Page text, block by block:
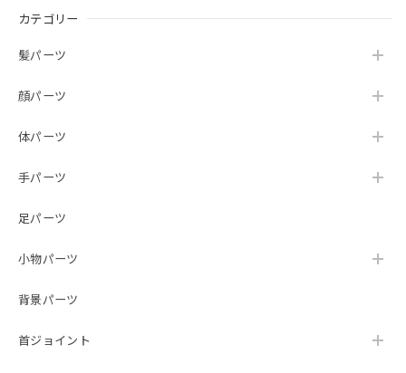
カテゴリー
髪パーツ
顔パーツ
体パーツ
手パーツ
足パーツ
小物パーツ
背景パーツ
首ジョイント